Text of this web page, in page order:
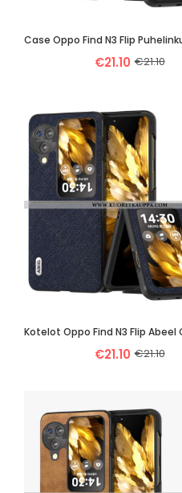
€21.10 €21.10
€21.10 €21.10